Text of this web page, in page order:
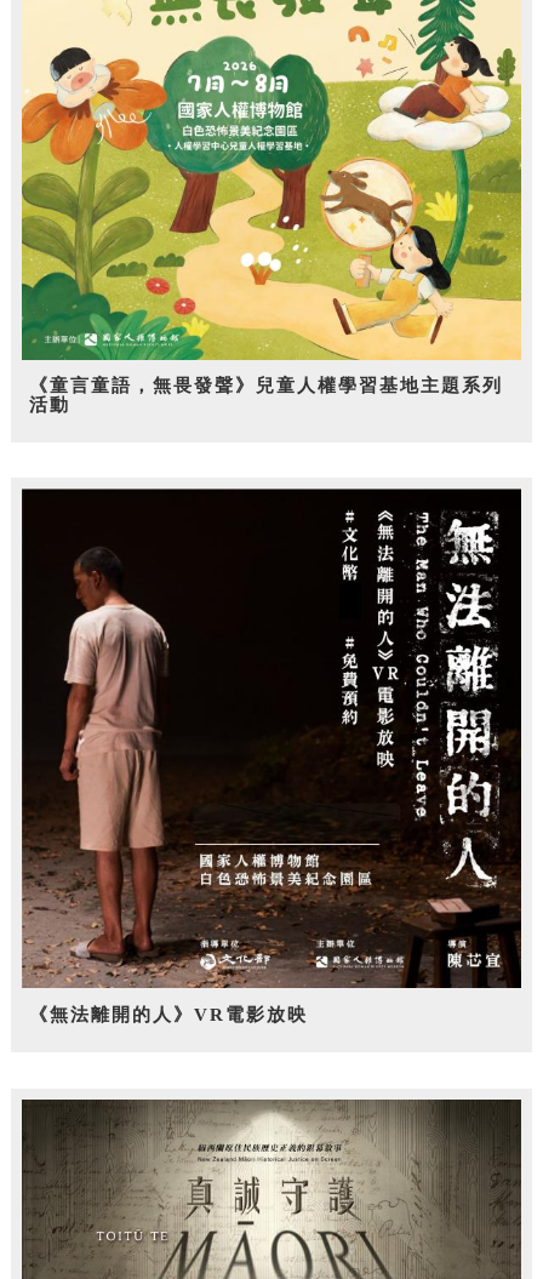
《童言童語，無畏發聲》兒童人權學習基地主題系列
活動
《無法離開的人》VR電影放映